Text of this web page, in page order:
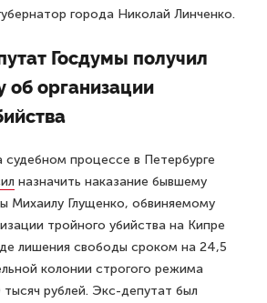
города Николай Линченко.
Госдумы получил
об организации
судебном процессе в Петербурге
назначить наказание бывшему
Михаилу Глущенко, обвиняемому
тройного убийства на Кипре
лишения свободы сроком на 24,5
колонии строгого режима
рублей. Экс-депутат был